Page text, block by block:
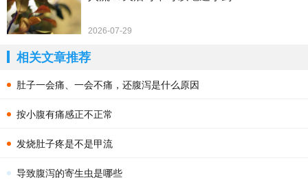
2026-07-29
相关文章推荐
肚子一会痛、一会不痛，还腹泻是什么原因
按小腹有痛感正不正常
发烧肚子疼是不是甲流
导致腹泻的寄生虫是哪些